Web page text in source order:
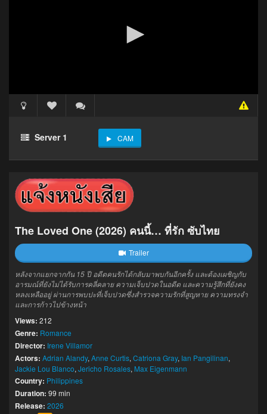
Server 1 CAM
The Loved One (2026) คนนี้… ที่รัก ซับไทย
Trailer
หลังจากแยกจากกัน 15 ปี อดีตคนรักได้กลับมาพบกันอีกครั้ง และต้องเผชิญกับ
อารมณ์ที่ยังไม่ได้รับการคลี่คลาย ความเจ็บปวดในอดีต และความรู้สึกที่ยังคง
หลงเหลืออยู่ ผ่านการพบปะที่เจ็บปวดซึ่งสำรวจความรักที่สูญหาย ความทรงจำ
และการก้าวไปข้างหน้า
Views: 212
Genre: Romance
Director: Irene Villamor
Actors: Adrian Alandy,Anne Curtis,Catriona Gray, Ian Pangilinan,
Jackie Lou Blanco,Jericho Rosales, Max Eigenmann
Country: Philippines
Duration: 99 min
Release: 2026